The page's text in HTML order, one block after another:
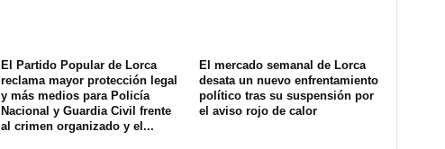
El Partido Popular de Lorca
reclama mayor protección legal
y más medios para Policía
Nacional y Guardia Civil frente
al crimen organizado y el...
El mercado semanal de Lorca
desata un nuevo enfrentamiento
político tras su suspensión por
el aviso rojo de calor